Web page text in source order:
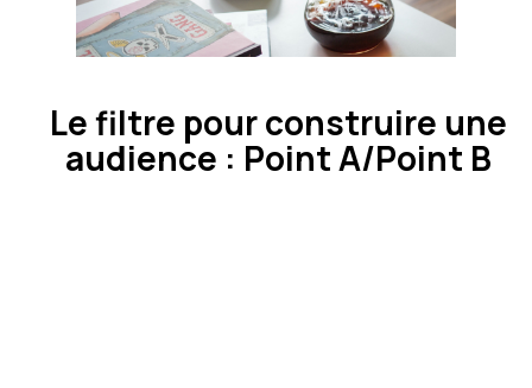
Le filtre pour construire une
audience : Point A/Point B